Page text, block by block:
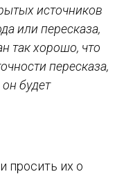
источников
или пересказа,
так хорошо, что
пересказа,
будет
просить их о